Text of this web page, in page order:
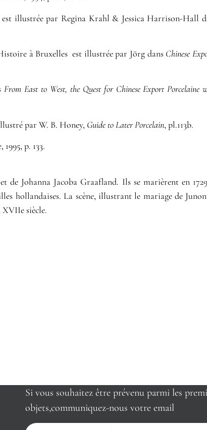
est illustrée par Regina Krahl & Jessica Harrison-Hall
à Bruxelles est illustrée par Jörg dansChinese
From East to West, the Quest for Chinese Export Porcelaine
par W. B. Honey, Guide to Later Porcelain, pl.113b.
p. 133.
Johanna Jacoba Graafland. Ils se marièrent en
hollandaises. La scène, illustrant le mariage de
XVIIe siècle.
Si vous souhaitez être prévenu parmi les
objets,communiquez-nous votre email